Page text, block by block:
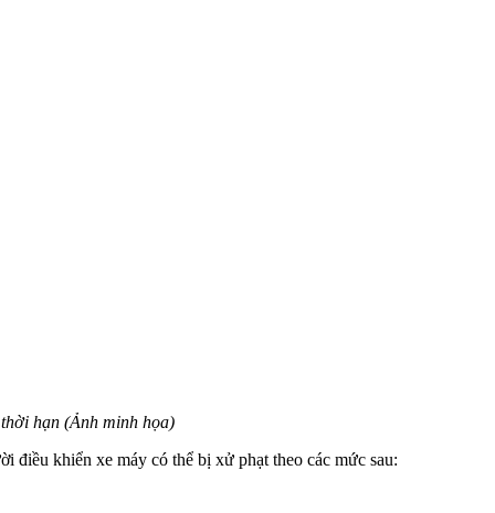
hạn (Ảnh minh họa)
khiển xe máy có thể bị xử phạt theo các mức sau: